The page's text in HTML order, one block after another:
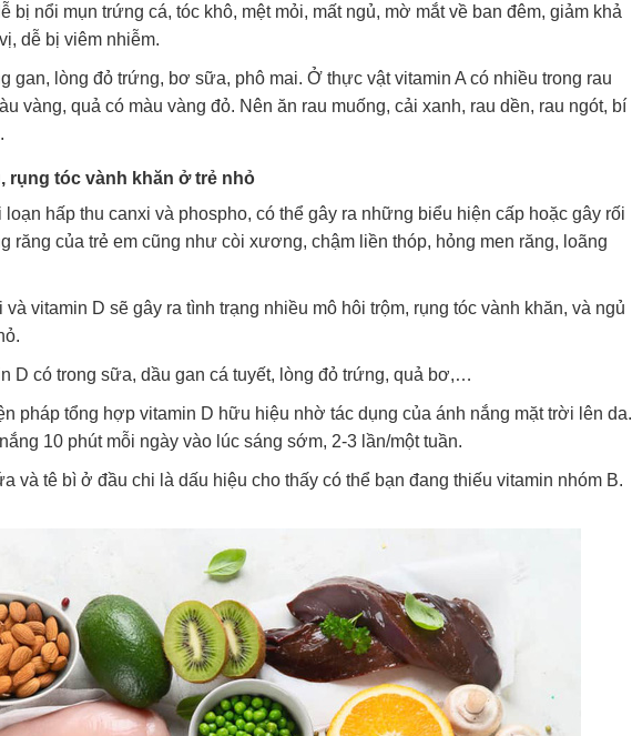
bị nổi mụn trứng cá, tóc khô, mệt mỏi, mất ngủ, mờ mắt về ban đêm, giảm khả
dễ bị viêm nhiễm.
gan, lòng đỏ trứng, bơ sữa, phô mai. Ở thực vật vitamin A có nhiều trong rau
vàng, quả có màu vàng đỏ. Nên ăn rau muống, cải xanh, rau dền, rau ngót, bí
rụng tóc vành khăn ở trẻ nhỏ
hấp thu canxi và phospho, có thể gây ra những biểu hiện cấp hoặc gây rối
răng của trẻ em cũng như còi xương, chậm liền thóp, hỏng men răng, loãng
vitamin D sẽ gây ra tình trạng nhiều mô hôi trộm, rụng tóc vành khăn, và ngủ
D có trong sữa, dầu gan cá tuyết, lòng đỏ trứng, quả bơ,…
pháp tổng hợp vitamin D hữu hiệu nhờ tác dụng của ánh nắng mặt trời lên da.
10 phút mỗi ngày vào lúc sáng sớm, 2-3 lần/một tuần.
và tê bì ở đầu chi là dấu hiệu cho thấy có thể bạn đang thiếu vitamin nhóm B.